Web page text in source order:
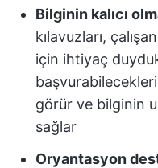
Bilginin kalıcı
kılavuzları,
için ihtiyaç
görür ve bilginin
sağlar
Oryantasyon